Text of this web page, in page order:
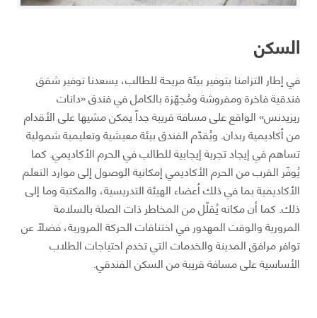
السكن
في إطار التزامنا بتوفير بيئة مريحة للطالب، يسعدنا توفير شقق
فندقية فاخرة ومفروشة ومُجهّزة بالكامل في فندق «دانات
ريزيدنس» الواقع على مسافة قريبة جداً يمكن مشيها على الأقدام
من أكاديمية ربدان. ويُقدّم الفندق بيئة معيشية وتعليمية شمولية
تساهم في إيجاد تجربة إيجابية للطالب في الحرم الأكاديمي. كما
يُوفّر القرب من الحرم الأكاديمي إمكانية الوصول إلى موارد التعلم
الأكاديمية بما في ذلك أعضاء الهيئة التدريسية، والمكتبة وما إلى
ذلك. كما أن مكانه يُقلّل من المخاطر ذات الصلة بالسلامة
المرورية والوقت المهدور في اختناقات الحركة المرورية، فضلاً عن
توافر مرافق المدينة والخدمات التي تخدم احتياجات الطلاب
الأساسية على مسافة قريبة من السكن الفندقي.